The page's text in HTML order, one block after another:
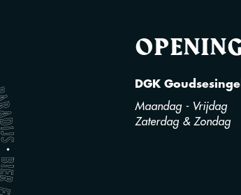
DGK Goudsesingel
Maandag - Vrijdag
Zaterdag & Zondag